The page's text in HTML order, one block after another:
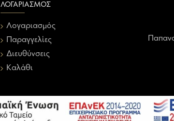
ΛΟΓΑΡΙΑΣΜΌΣ
Λογαριασμός
Παραγγελίες
Διευθύνσεις
Καλάθι